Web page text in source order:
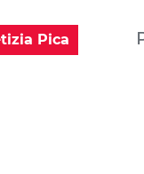
Pica